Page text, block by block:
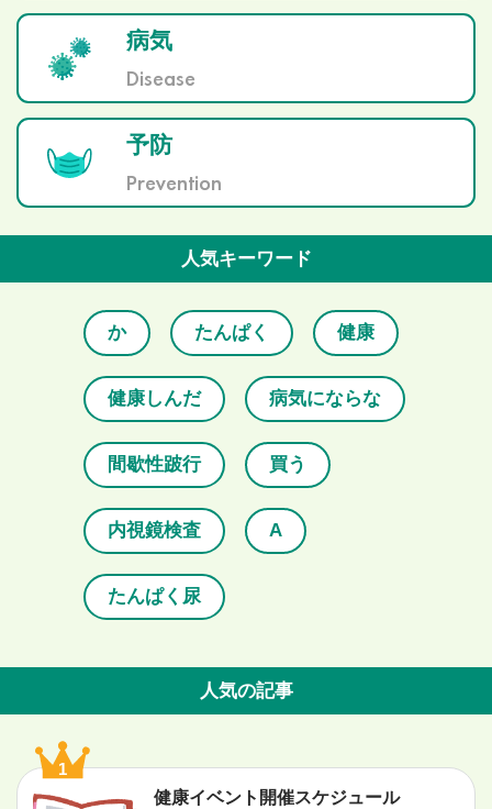
病気
Disease
予防
Prevention
人気キーワード
か たんぱく 健康
健康しんだ 病気にならな
間歇性跛行 買う
内視鏡検査 A
たんぱく尿
人気の記事
1
健康イベント開催スケジュール